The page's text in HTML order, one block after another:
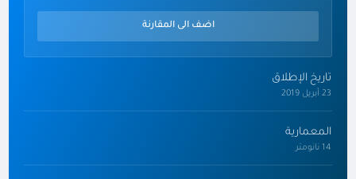
اضف الى المقارنة
تاريخ الإطلاق
23 أبريل 2019
المعمارية
14 نانومتر